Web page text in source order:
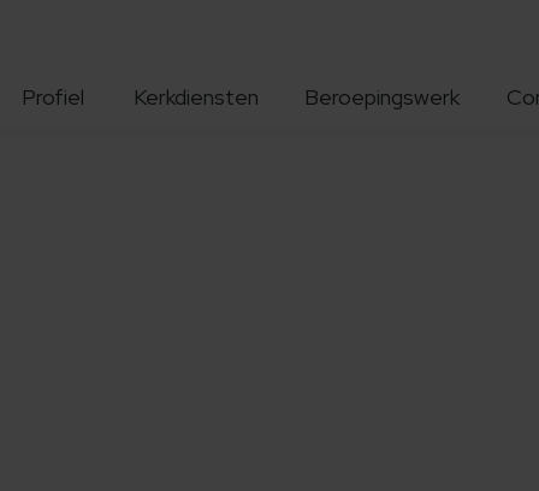
Profiel Kerkdiensten Beroepingswerk